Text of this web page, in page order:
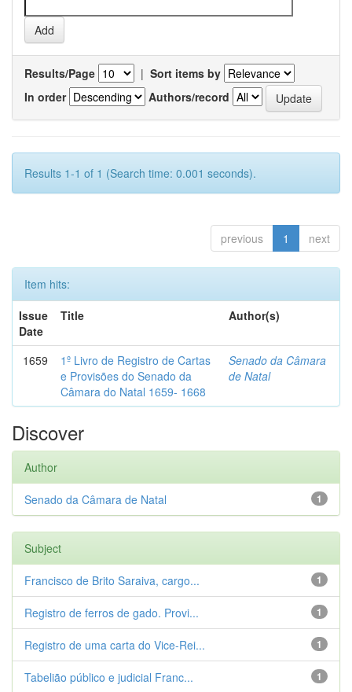
Results/Page | Sort items by
In order
Authors/record
Results 1-1 of 1 (Search time: 0.001 seconds).
previous 1 next
Item hits:
Issue
Date
Title Author(s)
1659
1º Livro de Registro de Cartas
e Provisões do Senado da
Câmara do Natal 1659- 1668
Senado da Câmara
de Natal
Discover
Author
1
Senado da Câmara de Natal
Subject
1
Francisco de Brito Saraiva, cargo...
1
Registro de ferros de gado. Provi...
1
Registro de uma carta do Vice-Rei...
1
Tabelião público e judicial Franc...